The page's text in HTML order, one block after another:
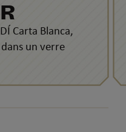
Carta Blanca,
un verre